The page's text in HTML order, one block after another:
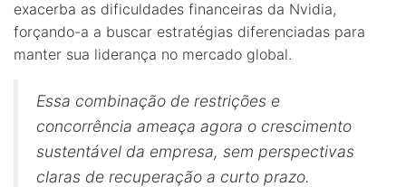
exacerba as dificuldades financeiras da Nvidia,
forçando-a a buscar estratégias diferenciadas para
manter sua liderança no mercado global.
Essa combinação de restrições e
concorrência ameaça agora o crescimento
sustentável da empresa, sem perspectivas
claras de recuperação a curto prazo.